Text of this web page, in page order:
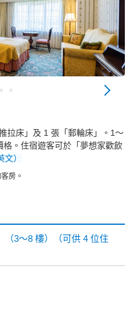
拉床」及 1 張「郵輪床」。1～
。住宿遊客可於「夢想家歡飲
）
房。
3～8 樓）（可供 4 位住